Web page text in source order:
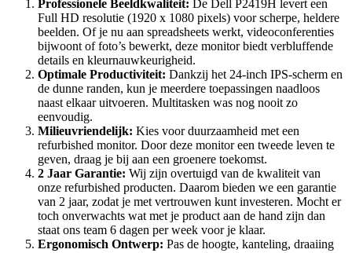
Professionele Beeldkwaliteit: De Dell P2419H levert een
Full HD resolutie (1920 x 1080 pixels) voor scherpe, heldere
beelden. Of je nu aan spreadsheets werkt, videoconferenties
bijwoont of foto’s bewerkt, deze monitor biedt verbluffende
details en kleurnauwkeurigheid.
Optimale Productiviteit: Dankzij het 24-inch IPS-scherm en
de dunne randen, kun je meerdere toepassingen naadloos
naast elkaar uitvoeren. Multitasken was nog nooit zo
eenvoudig.
Milieuvriendelijk: Kies voor duurzaamheid met een
refurbished monitor. Door deze monitor een tweede leven te
geven, draag je bij aan een groenere toekomst.
2 Jaar Garantie: Wij zijn overtuigd van de kwaliteit van
onze refurbished producten. Daarom bieden we een garantie
van 2 jaar, zodat je met vertrouwen kunt investeren. Mocht er
toch onverwachts wat met je product aan de hand zijn dan
staat ons team 6 dagen per week voor je klaar.
Ergonomisch Ontwerp: Pas de hoogte, kanteling, draaiing